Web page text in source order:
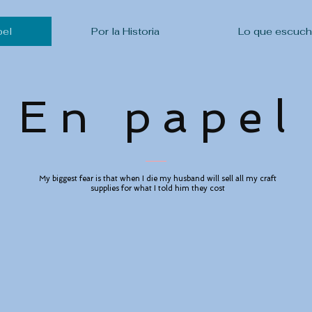
Por la Historia Lo que
En papel
My biggest fear is that when I die my husband will sell all my craft
supplies for what I told him they cost